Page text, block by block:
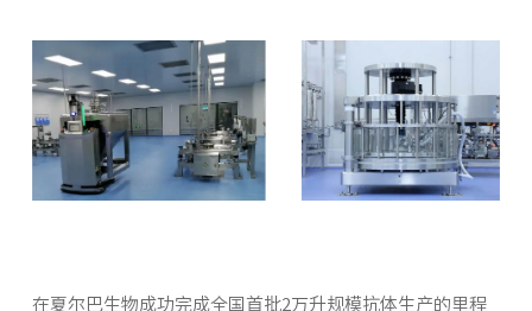
在夏尔巴生物成功完成全国首批2万升规模抗体生产的里程